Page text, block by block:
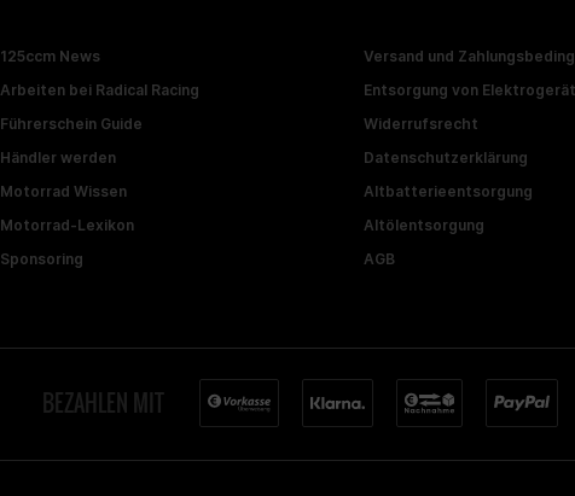
125ccm News
Arbeiten bei Radical Racing
Führerschein Guide
Händler werden
Motorrad Wissen
Motorrad-Lexikon
Sponsoring
Versand und
Entsorgung von
Widerrufsrecht
Datenschutzerklärung
Altbatterieentsorgung
Altölentsorgung
AGB
BEZAHLEN MIT